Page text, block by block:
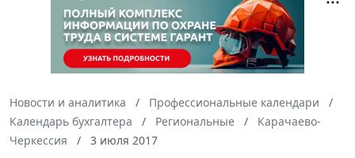
Новости и аналитика
Профессиональные календари
Календарь бухгалтера
Региональные
Карачаево-
Черкессия
3 июля 2017